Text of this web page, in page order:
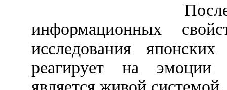
информационных
исследования
реагирует на эмоции